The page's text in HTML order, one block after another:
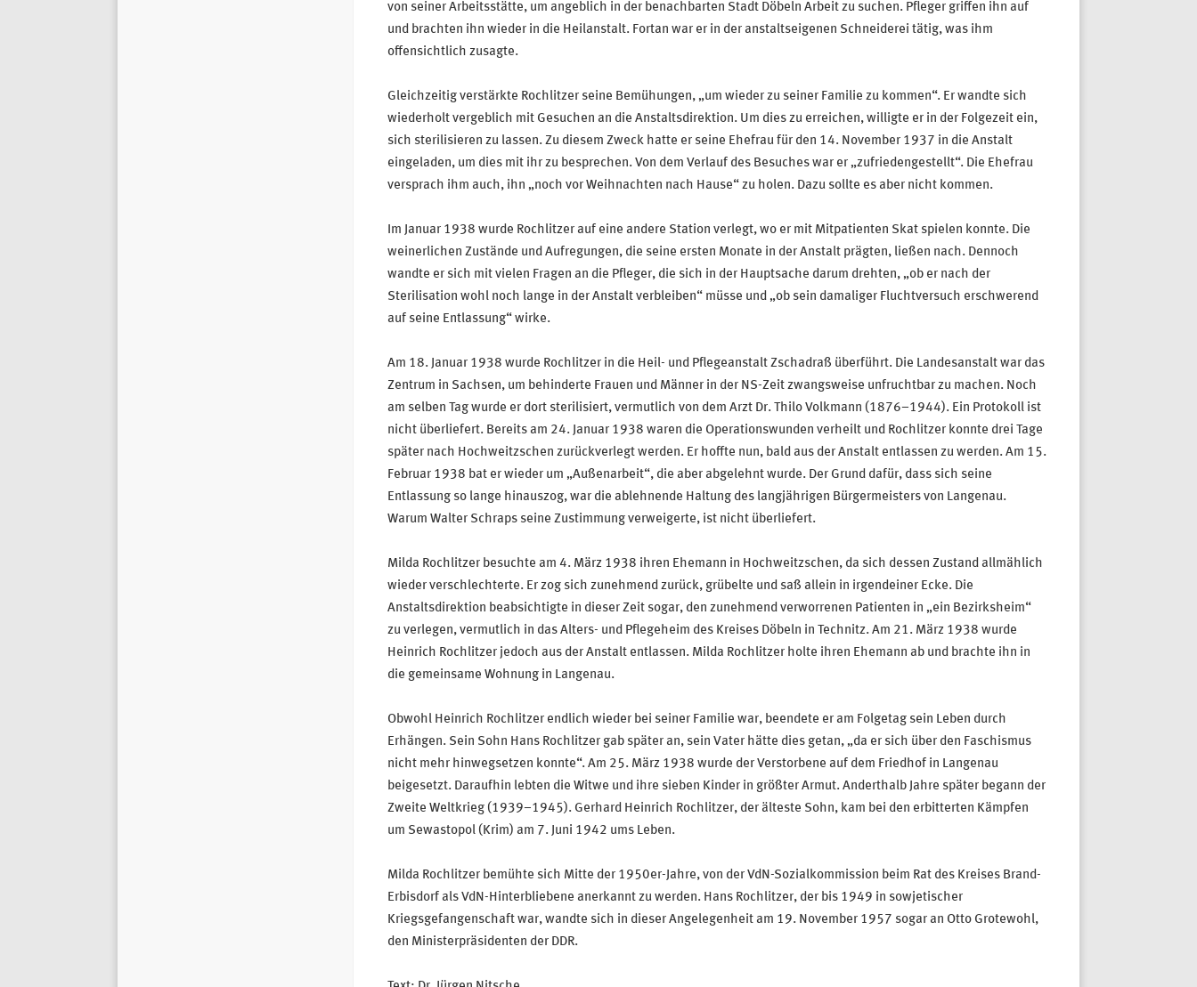
von seiner Arbeitsstätte, um angeblich in der benachbarten Stadt Döbeln Arbeit zu suchen. Pfleger griffen ihn auf
und brachten ihn wieder in die Heilanstalt. Fortan war er in der anstaltseigenen Schneiderei tätig, was ihm
offensichtlich zusagte.
Gleichzeitig verstärkte Rochlitzer seine Bemühungen, „um wieder zu seiner Familie zu kommen“. Er wandte sich
wiederholt vergeblich mit Gesuchen an die Anstaltsdirektion. Um dies zu erreichen, willigte er in der Folgezeit ein,
sich sterilisieren zu lassen. Zu diesem Zweck hatte er seine Ehefrau für den 14. November 1937 in die Anstalt
eingeladen, um dies mit ihr zu besprechen. Von dem Verlauf des Besuches war er „zufriedengestellt“. Die Ehefrau
versprach ihm auch, ihn „noch vor Weihnachten nach Hause“ zu holen. Dazu sollte es aber nicht kommen.
Im Januar 1938 wurde Rochlitzer auf eine andere Station verlegt, wo er mit Mitpatienten Skat spielen konnte. Die
weinerlichen Zustände und Aufregungen, die seine ersten Monate in der Anstalt prägten, ließen nach. Dennoch
wandte er sich mit vielen Fragen an die Pfleger, die sich in der Hauptsache darum drehten, „ob er nach der
Sterilisation wohl noch lange in der Anstalt verbleiben“ müsse und „ob sein damaliger Fluchtversuch erschwerend
auf seine Entlassung“ wirke.
Am 18. Januar 1938 wurde Rochlitzer in die Heil- und Pflegeanstalt Zschadraß überführt. Die Landesanstalt war das
Zentrum in Sachsen, um behinderte Frauen und Männer in der NS-Zeit zwangsweise unfruchtbar zu machen. Noch
am selben Tag wurde er dort sterilisiert, vermutlich von dem Arzt Dr. Thilo Volkmann (1876–1944). Ein Protokoll ist
nicht überliefert. Bereits am 24. Januar 1938 waren die Operationswunden verheilt und Rochlitzer konnte drei Tage
später nach Hochweitzschen zurückverlegt werden. Er hoffte nun, bald aus der Anstalt entlassen zu werden. Am 15.
Februar 1938 bat er wieder um „Außenarbeit“, die aber abgelehnt wurde. Der Grund dafür, dass sich seine
Entlassung so lange hinauszog, war die ablehnende Haltung des langjährigen Bürgermeisters von Langenau.
Warum Walter Schraps seine Zustimmung verweigerte, ist nicht überliefert.
Milda Rochlitzer besuchte am 4. März 1938 ihren Ehemann in Hochweitzschen, da sich dessen Zustand allmählich
wieder verschlechterte. Er zog sich zunehmend zurück, grübelte und saß allein in irgendeiner Ecke. Die
Anstaltsdirektion beabsichtigte in dieser Zeit sogar, den zunehmend verworrenen Patienten in „ein Bezirksheim“
zu verlegen, vermutlich in das Alters- und Pflegeheim des Kreises Döbeln in Technitz. Am 21. März 1938 wurde
Heinrich Rochlitzer jedoch aus der Anstalt entlassen. Milda Rochlitzer holte ihren Ehemann ab und brachte ihn in
die gemeinsame Wohnung in Langenau.
Obwohl Heinrich Rochlitzer endlich wieder bei seiner Familie war, beendete er am Folgetag sein Leben durch
Erhängen. Sein Sohn Hans Rochlitzer gab später an, sein Vater hätte dies getan, „da er sich über den Faschismus
nicht mehr hinwegsetzen konnte“. Am 25. März 1938 wurde der Verstorbene auf dem Friedhof in Langenau
beigesetzt. Daraufhin lebten die Witwe und ihre sieben Kinder in größter Armut. Anderthalb Jahre später begann der
Zweite Weltkrieg (1939–1945). Gerhard Heinrich Rochlitzer, der älteste Sohn, kam bei den erbitterten Kämpfen
um Sewastopol (Krim) am 7. Juni 1942 ums Leben.
Milda Rochlitzer bemühte sich Mitte der 1950er-Jahre, von der VdN-Sozialkommission beim Rat des Kreises Brand-
Erbisdorf als VdN-Hinterbliebene anerkannt zu werden. Hans Rochlitzer, der bis 1949 in sowjetischer
Kriegsgefangenschaft war, wandte sich in dieser Angelegenheit am 19. November 1957 sogar an Otto Grotewohl,
den Ministerpräsidenten der DDR.